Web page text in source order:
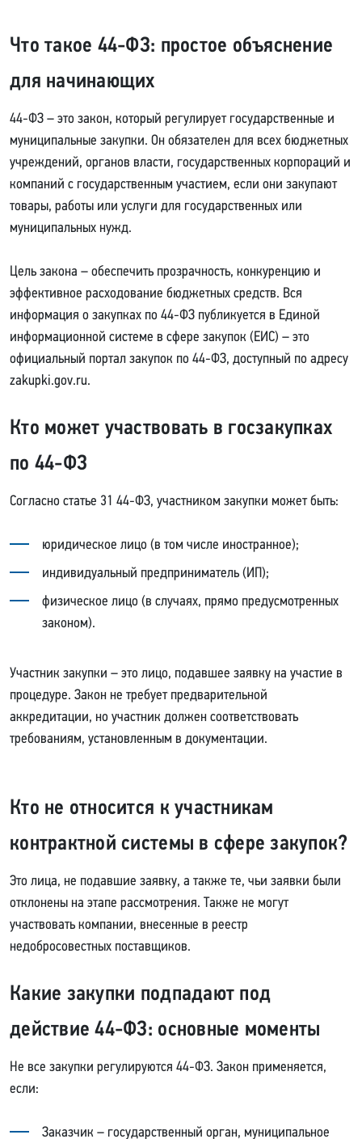
Что такое 44-ФЗ: простое объяснение
для начинающих
44-ФЗ – это закон, который регулирует государственные и
муниципальные закупки. Он обязателен для всех бюджетных
учреждений, органов власти, государственных корпораций и
компаний с государственным участием, если они закупают
товары, работы или услуги для государственных или
муниципальных нужд.
Цель закона – обеспечить прозрачность, конкуренцию и
эффективное расходование бюджетных средств. Вся
информация о закупках по 44-ФЗ публикуется в Единой
информационной системе в сфере закупок (ЕИС) – это
официальный портал закупок по 44-ФЗ, доступный по адресу
zakupki.gov.ru.
Кто может участвовать в госзакупках
по 44-ФЗ
Согласно статье 31 44-ФЗ, участником закупки может быть:
юридическое лицо (в том числе иностранное);
индивидуальный предприниматель (ИП);
физическое лицо (в случаях, прямо предусмотренных
законом).
Участник закупки – это лицо, подавшее заявку на участие в
процедуре. Закон не требует предварительной
аккредитации, но участник должен соответствовать
требованиям, установленным в документации.
Кто не относится к участникам
контрактной системы в сфере закупок?
Это лица, не подавшие заявку, а также те, чьи заявки были
отклонены на этапе рассмотрения. Также не могут
участвовать компании, внесенные в реестр
недобросовестных поставщиков.
Какие закупки подпадают под
действие 44-ФЗ: основные моменты
Не все закупки регулируются 44-ФЗ. Закон применяется,
если:
Заказчик – государственный орган, муниципальное